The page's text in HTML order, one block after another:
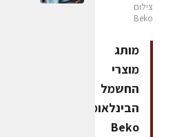
צילום
Beko
מותג
מוצרי
החשמל
הבינלאומי
Beko